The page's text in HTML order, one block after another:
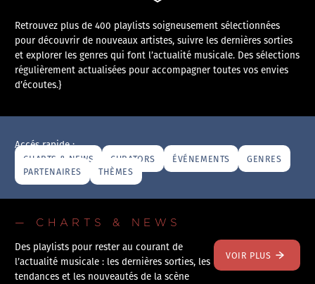
Retrouvez plus de 400 playlists soigneusement sélectionnées
pour découvrir de nouveaux artistes, suivre les dernières sorties
et explorer les genres qui font l’actualité musicale. Des sélections
régulièrement actualisées pour accompagner toutes vos envies
d’écoutes.}
Accés rapide :
CHARTS & NEWS CURATORS ÉVÉNEMENTS
GENRES
PARTENAIRES
THÈMES
— CHARTS & NEWS
Des playlists pour rester au courant de
l’actualité musicale : les dernières sorties, les
tendances et les nouveautés de la scène
VOIR PLUS